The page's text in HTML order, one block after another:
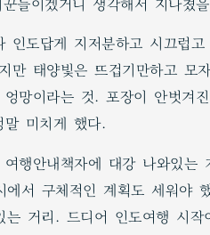
도답게 지저분하고 시끄럽
태양빛은 뜨겁기만하고 모
망이라는 것. 포장이 안벗겨
미치게 했다.
행안내책자에 대강 나와있는
서 구체적인 계획도 세워야
거리. 드디어 인도여행 시작